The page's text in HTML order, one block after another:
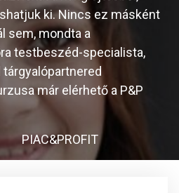
ki. Nincs ez másként
sem, mondta a
testbeszéd-specialista,
tárgyalópartnered
már elérhető a P&P
PIAC&PROFIT